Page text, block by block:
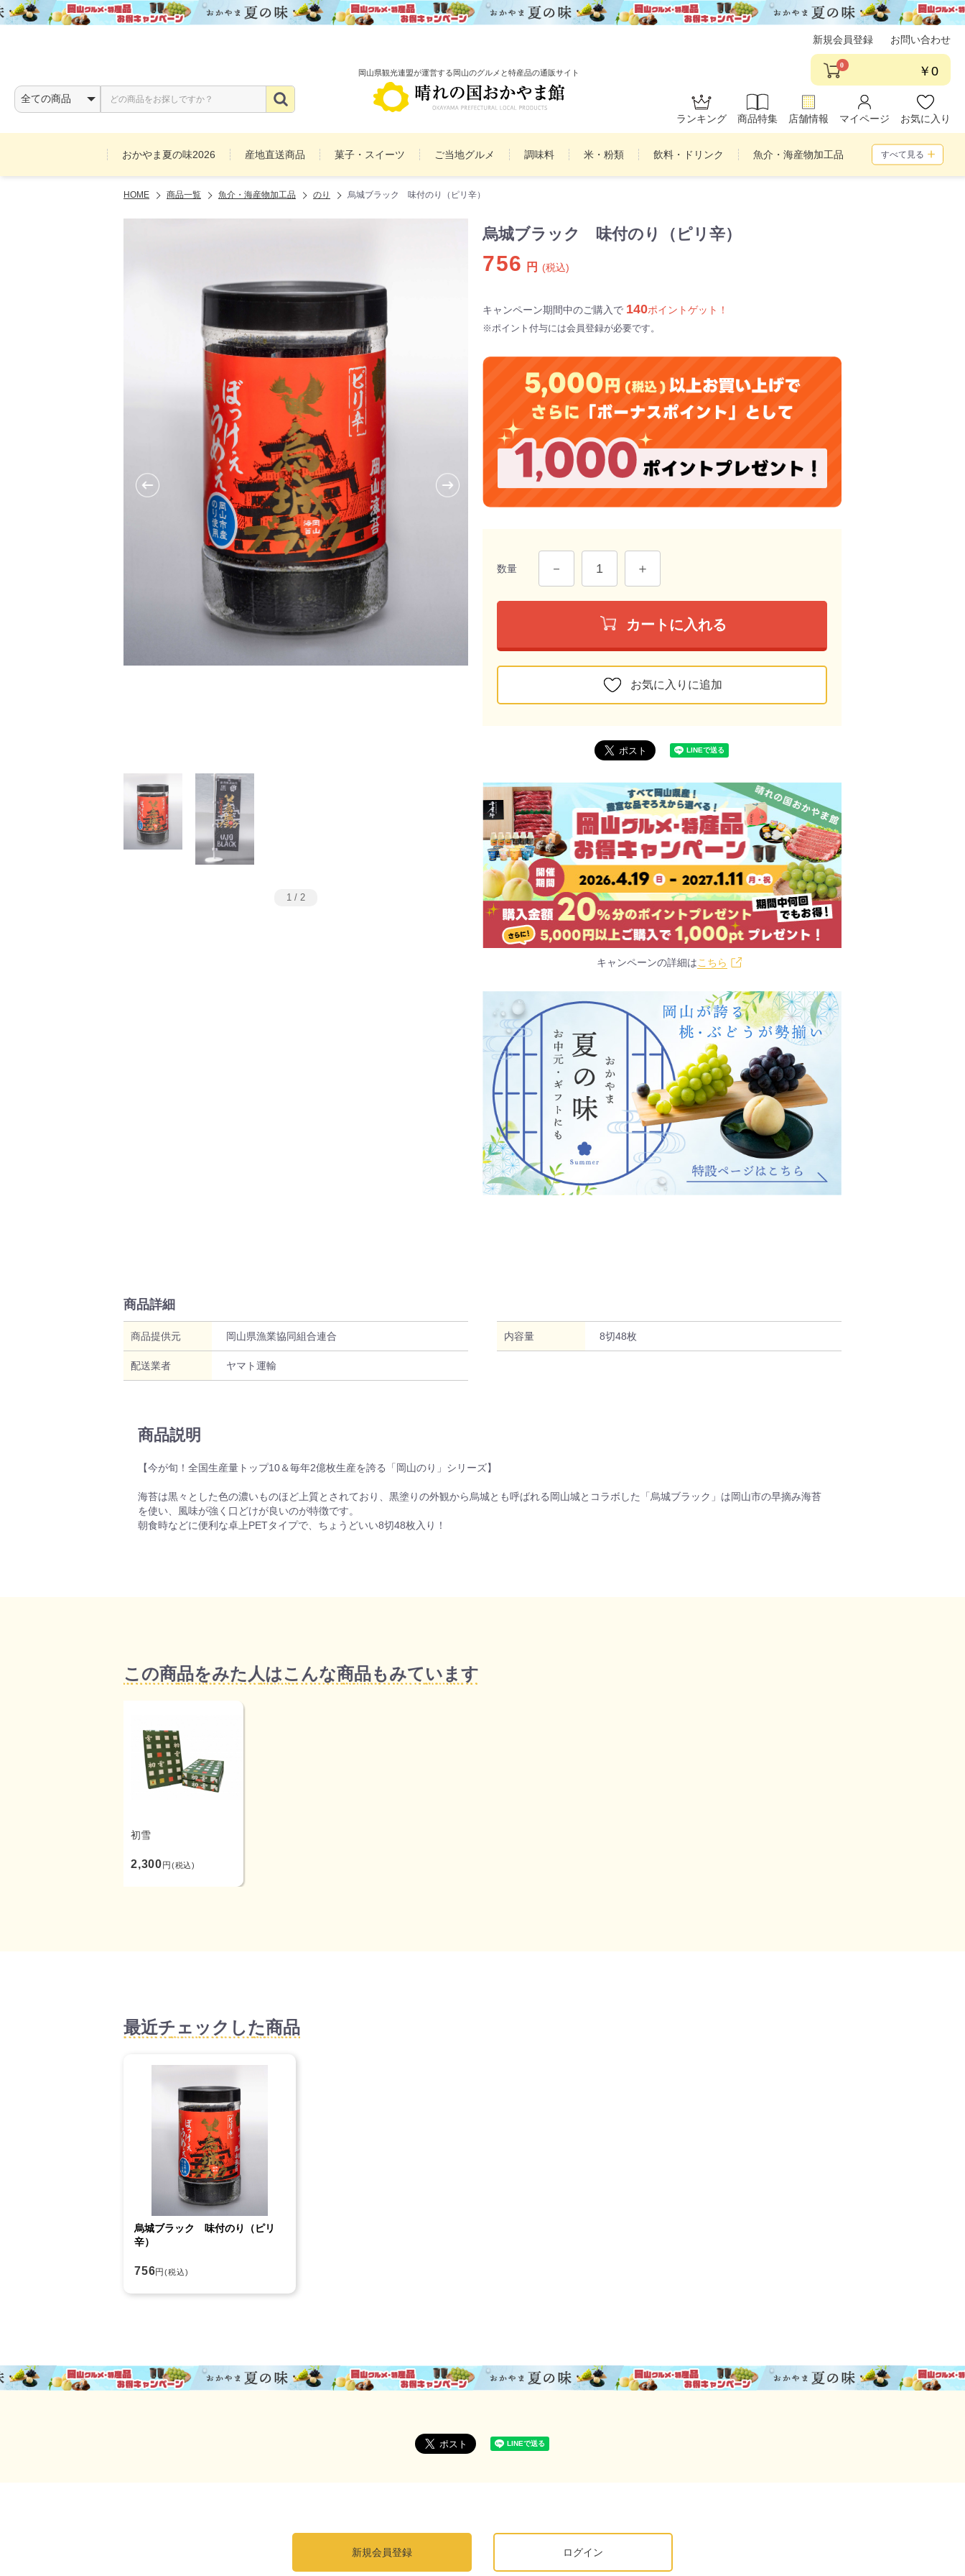
岡山県観光連盟が運営する岡山のグルメと特産品の通販サイト
新規会員登録 お問い合わせ
0 ￥0
ランキング 商品特集 店舗情報 マイページ お気に入り
おかやま夏の味2026 産地直送商品 菓子・スイーツ ご当地グルメ 調味料 米・粉類 飲料・ドリンク 魚介・海産物加工品
お酒 備前焼 雑貨 民工芸品
すべて見る
HOME 商品一覧 魚介・海産物加工品 のり 烏城ブラック 味付のり（ピリ辛）
1 / 2
烏城ブラック 味付のり（ピリ辛）
756 円 (税込)
キャンペーン期間中のご購入で 140ポイントゲット！
※ポイント付与には会員登録が必要です。
数量
カートに入れる
お気に入りに追加
キャンペーンの詳細はこちら
商品詳細
商品提供元 岡山県漁業協同組合連合 内容量 8切48枚
配送業者 ヤマト運輸
商品説明
【今が旬！全国生産量トップ10＆毎年2億枚生産を誇る「岡山のり」シリーズ】
海苔は黒々とした色の濃いものほど上質とされており、黒塗りの外観から烏城とも呼ばれる岡山城とコラボした「烏城ブラック」は岡山市の早摘み海苔
を使い、風味が強く口どけが良いのが特徴です。
朝食時などに便利な卓上PETタイプで、ちょうどいい8切48枚入り！
この商品をみた人はこんな商品もみています
初雪
2,300円(税込)
最近チェックした商品
烏城ブラック 味付のり（ピリ
辛）
756円(税込)
新規会員登録 ログイン